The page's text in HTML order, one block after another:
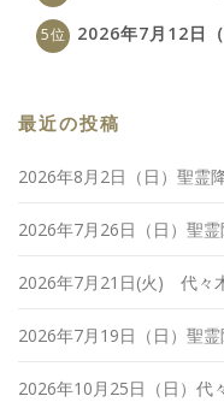
2026年7月12日
最近の投稿
2026年8月2日（日）聖霊
2026年7月26日（日）聖
2026年7月21日(火) 代々
2026年7月19日（日）聖
2026年10月25日（日）代